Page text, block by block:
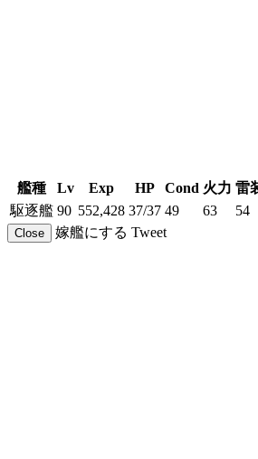
艦種 Lv Exp HP Cond 火力 雷
駆逐艦 90 552,428 37/37 49 63 54
Close 嫁艦にする Tweet